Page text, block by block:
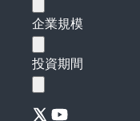
企業規模
投資期間